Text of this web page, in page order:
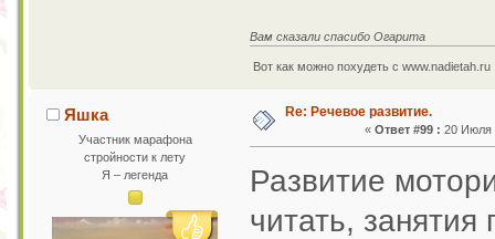
Вам сказали спасибо Огарита
Вот как можно похудеть с www.nadietah.ru
Яшка
Участник марафона
стройности к лету
Я – легенда
Re: Речевое развитие.
« Ответ #99 : 20 Июля
Развитие
читать,